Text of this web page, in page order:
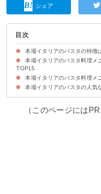
シェア
目次
本場イタリアのパスタの特徴
イタリアのパスタの特徴・歴
イタリアのパスタは500種類
本場イタリアのパスタ料理メ
TOP15
15位：パスタ・アル・ネー
14位：ペスカトーレ
13位：ボッタルガ
12位：パスタ・コン・イ・リ
11位：プッタネスカ
10位：ジェノベーゼ
9位：ラザニア
8位：カチョエペペ
7位：ボンゴレ・ビアンコ
6位：ポモドーロ
5位：アマトリチャーナ
4位：アラビアータ
3位：ペペロンチーノ
2位：ボロネーゼ
1位：カルボナーラ
本場イタリアのパスタ料理メ
5位：チャルソンス
4位：トルテリーニ
3位：パスタ・コン・レ・サ
2位：オレッキエッテ
1位：ペンネ・ゴルゴンゾー
本場イタリアのパスタの人気
（このページには